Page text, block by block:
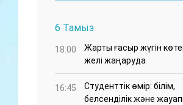
6 Тамыз
18:00
Жарты ғасыр жүгін
желі жаңаруда
16:45
Студенттік өмір: білім,
белсенділік және